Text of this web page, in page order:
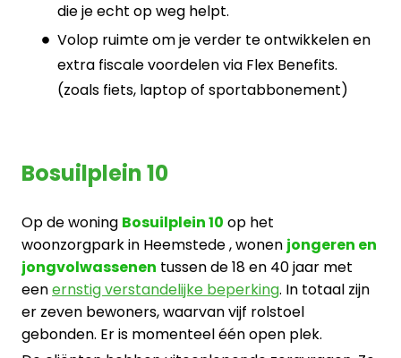
die je echt op weg helpt.
Volop ruimte om je verder te ontwikkelen en
extra fiscale voordelen via Flex Benefits.
(zoals fiets, laptop of sportabbonement)
Bosuilplein 10
Op de woning Bosuilplein 10 op het
woonzorgpark in Heemstede , wonen jongeren en
jongvolwassenen tussen de 18 en 40 jaar met
eenernstig verstandelijke beperking. In totaal zijn
er zeven bewoners, waarvan vijf rolstoel
gebonden. Er is momenteel één open plek.